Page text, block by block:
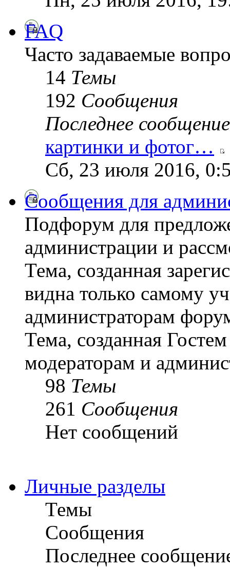
FAQ
Часто задаваемые
14 Темы
192 Сообщения
Последнее сообщение
картинки и фотог…
Сб, 23 июля 2016,
Сообщения для
Подфорум для
администрации и
Тема, созданная
видна только самому
администраторам
Тема, созданная
модераторам и
98 Темы
261 Сообщения
Нет сообщений
Личные разделы
Темы
Сообщения
Последнее